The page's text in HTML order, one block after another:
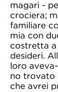
magari -
crociera;
familiare
mia con
costretta
desideri.
loro aveva-
no trovato
che avrei